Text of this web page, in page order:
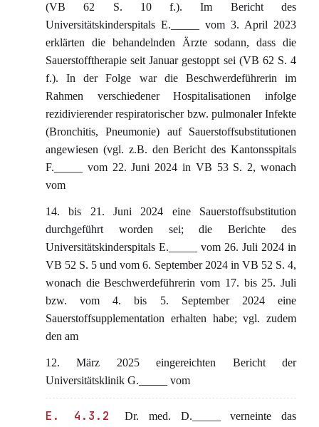
(VB 62 S. 10 f.). Im Bericht des
Universitätskinderspitals E._____ vom 3. April 2023
erklärten die behandelnden Ärzte sodann, dass die
Sauerstofftherapie seit Januar gestoppt sei (VB 62 S. 4
f.). In der Folge war die Beschwerdeführerin im
Rahmen verschiedener Hospitalisationen infolge
rezidivierender respiratorischer bzw. pulmonaler Infekte
(Bronchitis, Pneumonie) auf Sauerstoffsubstitutionen
angewiesen (vgl. z.B. den Bericht des Kantonsspitals
F._____ vom 22. Juni 2024 in VB 53 S. 2, wonach
vom
14. bis 21. Juni 2024 eine Sauerstoffsubstitution
durchgeführt worden sei; die Berichte des
Universitätskinderspitals E._____ vom 26. Juli 2024 in
VB 52 S. 5 und vom 6. September 2024 in VB 52 S. 4,
wonach die Beschwerdeführerin vom 17. bis 25. Juli
bzw. vom 4. bis 5. September 2024 eine
Sauerstoffsupplementation erhalten habe; vgl. zudem
den am
12. März 2025 eingereichten Bericht der
Universitätsklinik G._____ vom
E. 4.3.2
Dr. med. D._____ verneinte das